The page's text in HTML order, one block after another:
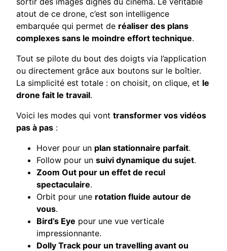
atout de ce drone, c’est son intelligence
embarquée qui permet de réaliser des plans
complexes sans le moindre effort technique.
Tout se pilote du bout des doigts via l’application
ou directement grâce aux boutons sur le boîtier.
La simplicité est totale : on choisit, on clique, et le
drone fait le travail.
Voici les modes qui vont transformer vos vidéos
pas à pas :
Hover pour un plan stationnaire parfait.
Follow pour un suivi dynamique du sujet.
Zoom Out pour un effet de recul
spectaculaire.
Orbit pour une rotation fluide autour de
vous.
Bird’s Eye pour une vue verticale
impressionnante.
Dolly Track pour un travelling avant ou